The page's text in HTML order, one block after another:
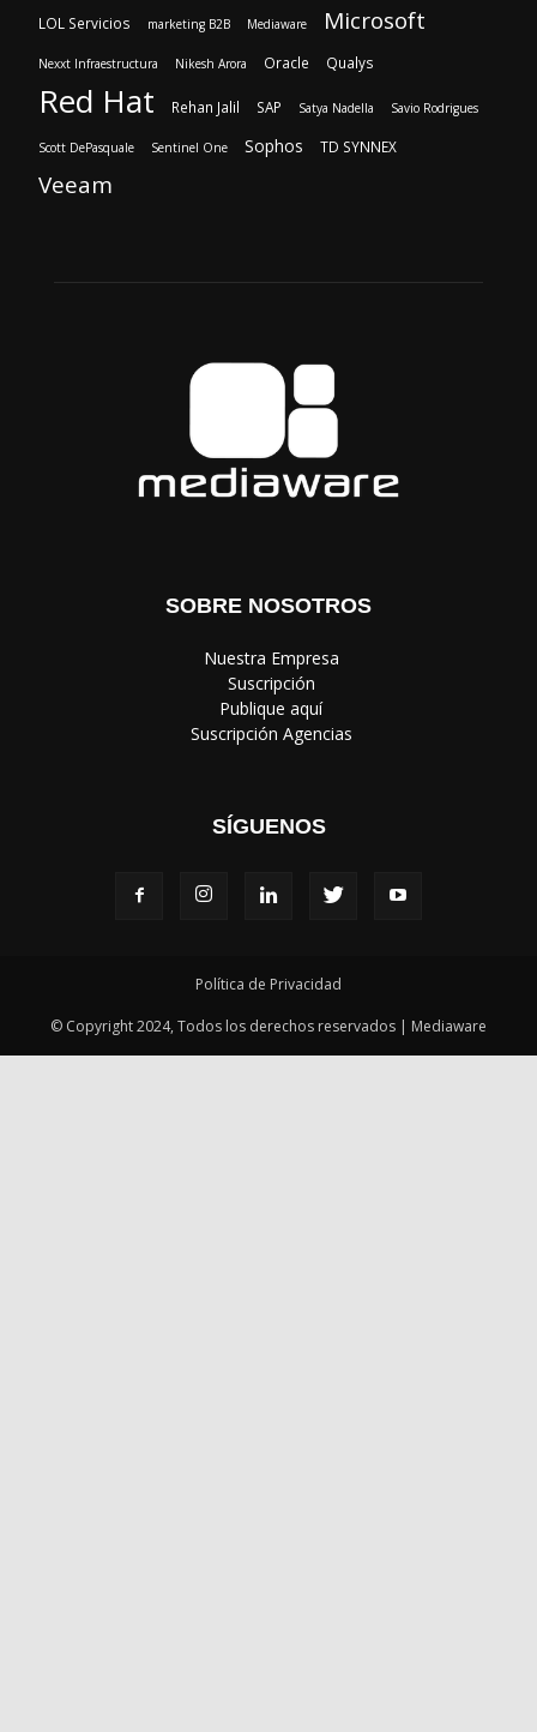
LOL Servicios marketing B2B Mediaware Microsoft
Nexxt Infraestructura Nikesh Arora Oracle Qualys
Red Hat Rehan Jalil SAP Satya Nadella Savio Rodrigues
Scott DePasquale Sentinel One Sophos TD SYNNEX
Veeam
SOBRE NOSOTROS
‎ Nuestra Empresa
‎ Suscripción
‎ Publique aquí
‎ Suscripción Agencias
SÍGUENOS
Política de Privacidad
© Copyright 2024, Todos los derechos reservados | Mediaware